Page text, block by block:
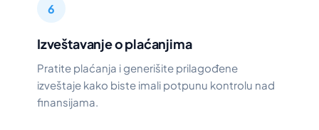
6
Izveštavanje o plaćanjima
Pratite plaćanja i generišite prilagođene
izveštaje kako biste imali potpunu kontrolu nad
finansijama.